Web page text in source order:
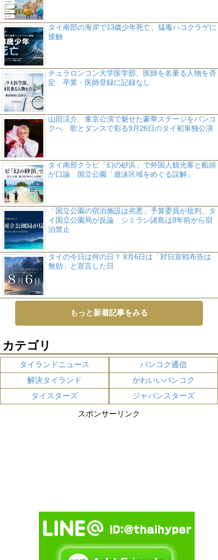
タイ南部の海岸で13歳少年死亡、猛毒ハコクラゲに
接触
チュラロンコン大学医学部、医師を名乗る人物を否
定 卒業・医師登録に記録なし
山田涼介、東京公演で魅せた豪華ステージをバンコ
クへ 歌とダンスで彩る9月26日のタイ初単独公演
タイ南部クラビ「幻の砂浜」で外国人観光客と船頭
が口論 国立公園「遊泳区域をめぐる誤解」
「国立公園の宿泊施設は劣悪」予算委員が批判、タ
イ国立公園局が反論 シミラン諸島は8年前から宿
泊禁止
タイの今日は何の日？ 8月6日は「対日宣戦布告は
無効」と宣言した日
もっと新着記事をみる
カテゴリ
タイランドニュース
バンコク通信
解決タイランド
かわいいバンコク
タイスターズ
ジャパンスターズ
スポンサーリンク